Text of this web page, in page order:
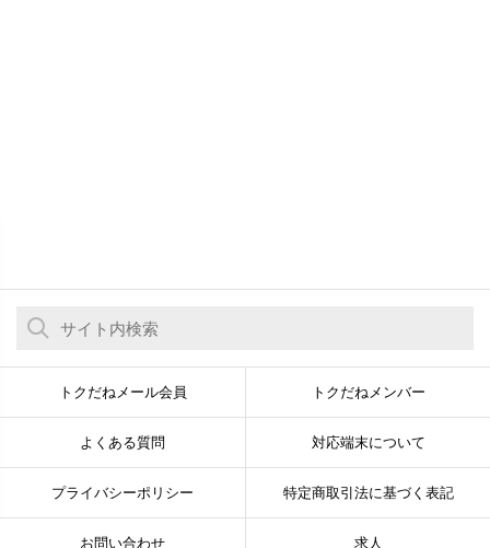
トクだねメール会員 トクだねメンバー
よくある質問 対応端末について
プライバシーポリシー 特定商取引法に基づく表記
お問い合わせ 求人